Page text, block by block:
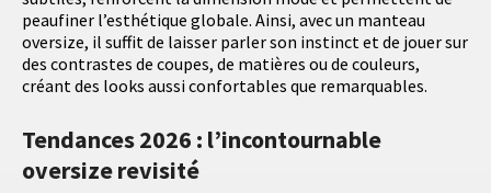
peaufiner l’esthétique globale. Ainsi, avec un manteau
oversize, il suffit de laisser parler son instinct et de jouer sur
des contrastes de coupes, de matières ou de couleurs,
créant des looks aussi confortables que remarquables.
Tendances 2026 : l’incontournable
oversize revisité